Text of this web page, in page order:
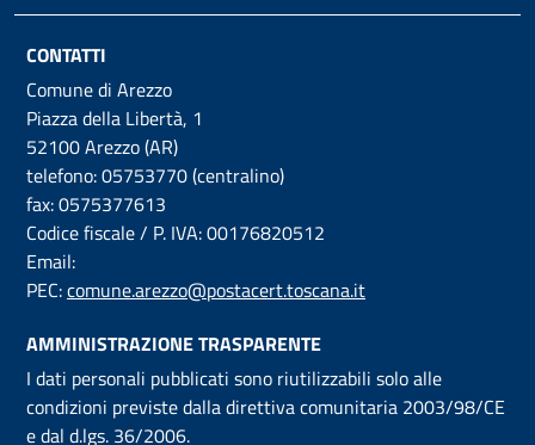
CONTATTI
Comune di Arezzo
Piazza della Libertà, 1
52100 Arezzo (AR)
telefono: 05753770 (centralino)
fax: 0575377613
Codice fiscale / P. IVA: 00176820512
Email:
PEC:comune.arezzo@postacert.toscana.it
AMMINISTRAZIONE TRASPARENTE
I dati personali pubblicati sono riutilizzabili solo alle
condizioni previste dalla direttiva comunitaria 2003/98/CE
e dal d.lgs. 36/2006.